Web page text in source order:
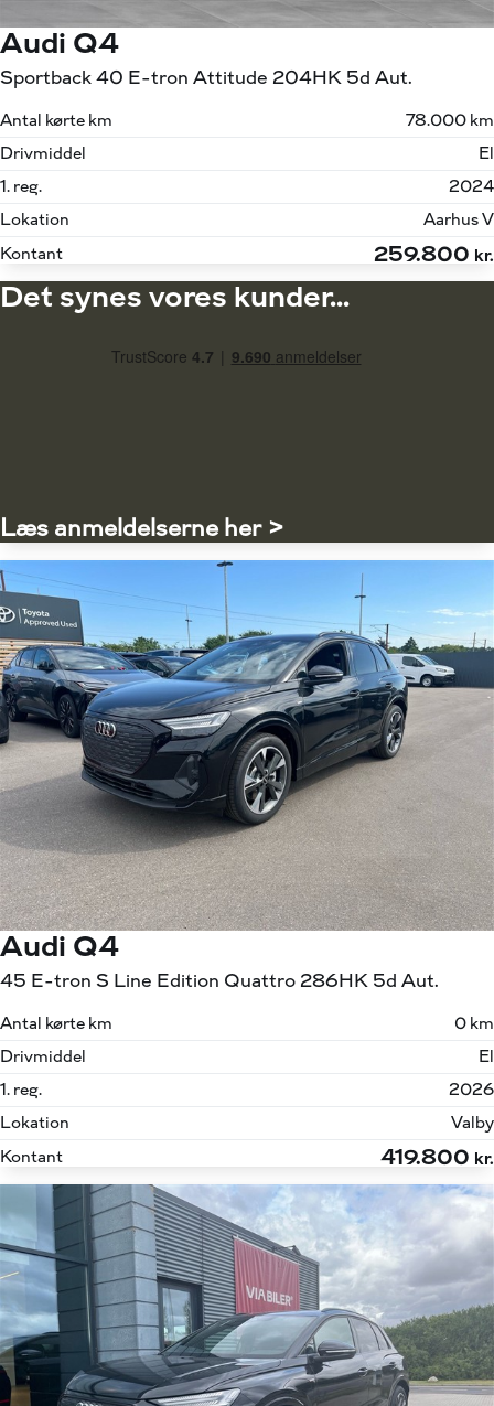
Audi Q4
Sportback 40 E-tron Attitude 204HK 5d Aut.
Antal kørte km
78.000 km
Drivmiddel
El
1. reg.
2024
Lokation
Aarhus V
Kontant
259.800 kr.
Det synes vores kunder...
Læs anmeldelserne her >
Audi Q4
45 E-tron S Line Edition Quattro 286HK 5d Aut.
Antal kørte km
0 km
Drivmiddel
El
1. reg.
2026
Lokation
Valby
Kontant
419.800 kr.